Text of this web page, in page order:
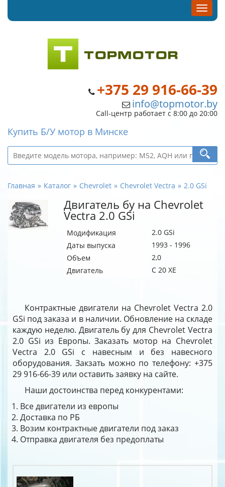
+375 29 916-66-39
info@topmotor.by
Call-центр работает с 8:00 до 20:00
Купить Б/У мотор в Минске
Главная Каталог Chevrolet Chevrolet Vectra 2.0 GSi
Двигатель бу на Chevrolet
Vectra 2.0 GSi
Модификация
2.0 GSi
Даты выпуска
1993 - 1996
Объем
2,0
Двигатель
C 20 XE
Контрактные двигатели на Chevrolet Vectra 2.0
GSi под заказа и в наличии. Обновление на складе
каждую неделю. Двигатель бу для Chevrolet Vectra
2.0 GSi из Европы. Заказать мотор на Chevrolet
Vectra 2.0 GSi с навесным и без навесного
оборудования. Закзать можно по телефону: +375
29 916-66-39 или оставить заявку на сайте.
Наши достоинства перед конкурентами:
Все двигатели из европы
Доставка по РБ
Возим контрактные двигатели под заказ
Отправка двигателя без предоплаты